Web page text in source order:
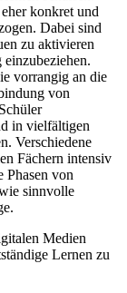
konkret und
Dabei sind
zu aktivieren
vorrangig an die
von
in vielfältigen
Verschiedene
Fächern intensiv
Phasen von
sinnvolle
Medien
Lernen zu